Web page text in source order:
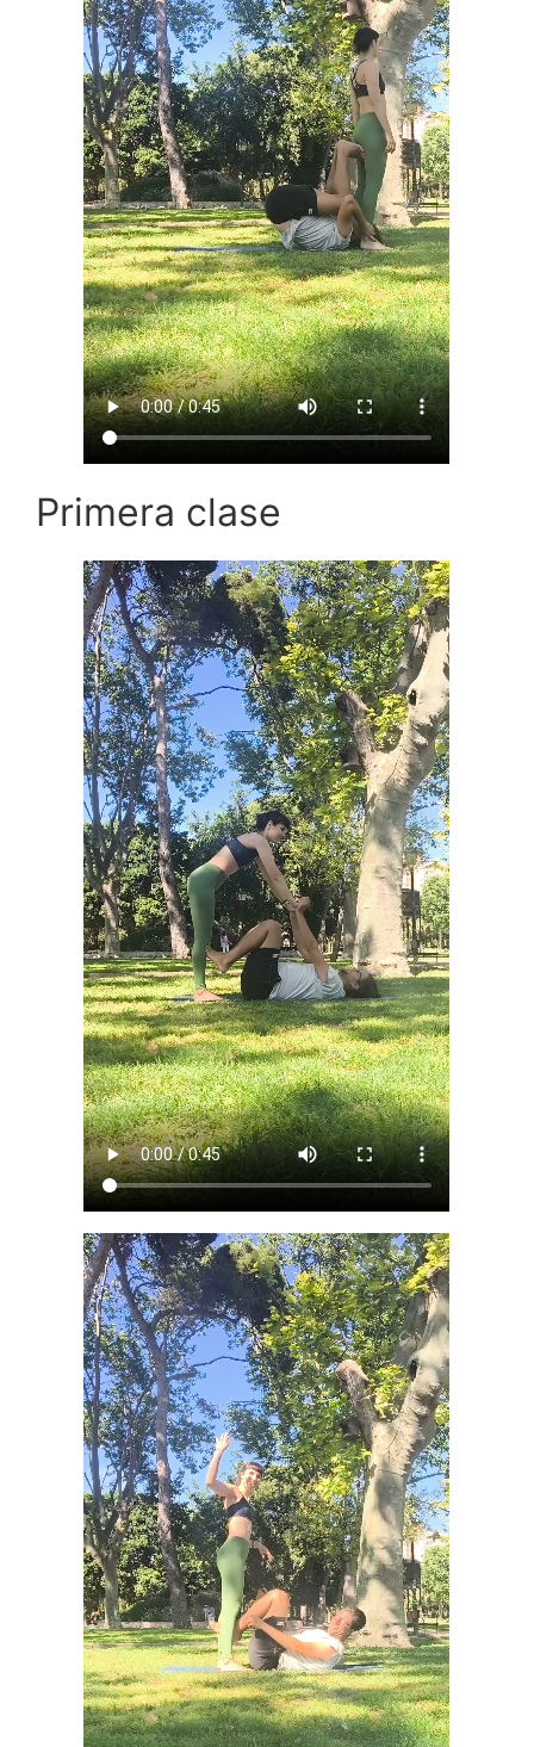
Primera clase